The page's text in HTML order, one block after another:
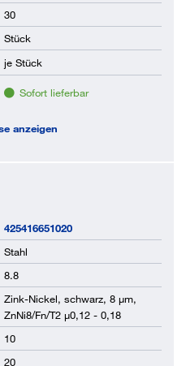
30
Stück
je Stück
Sofort lieferbar
anzeigen
425416651020
Stahl
8.8
Zink-Nickel, schwarz, 8 µm,
ZnNi8/Fn/T2 µ0,12 - 0,18
10
20